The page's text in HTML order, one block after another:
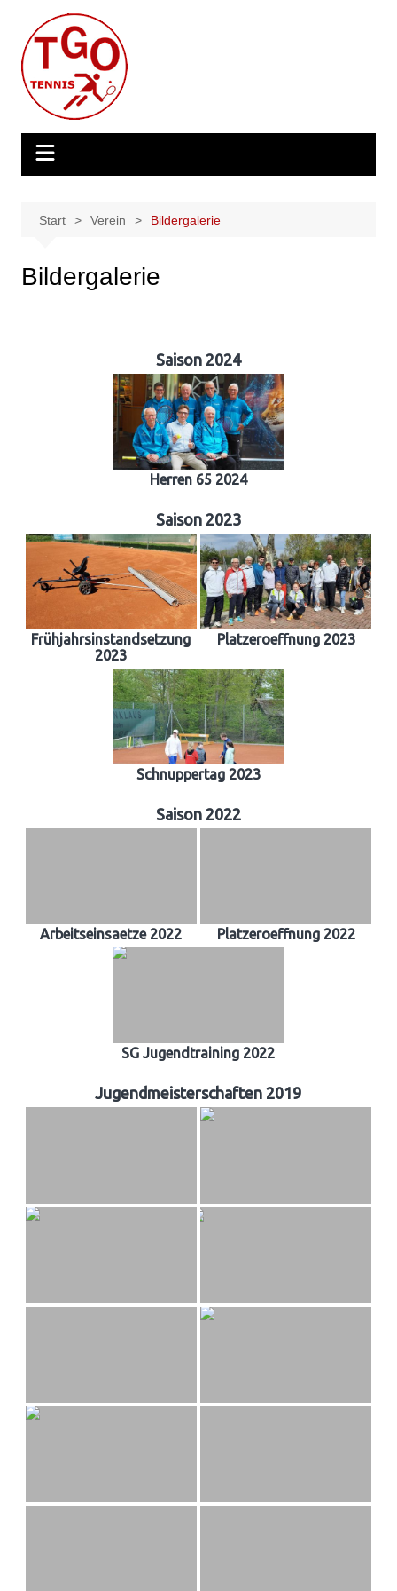
Inhalt
springen
Start Verein Bildergalerie
Bildergalerie
Saison 2024
Herren 65 2024
Saison 2023
Frühjahrsinstandsetzung
2023
Platzeroeffnung 2023
Schnuppertag 2023
Saison 2022
Arbeitseinsaetze 2022 Platzeroeffnung 2022
SG Jugendtraining 2022
Jugendmeisterschaften 2019